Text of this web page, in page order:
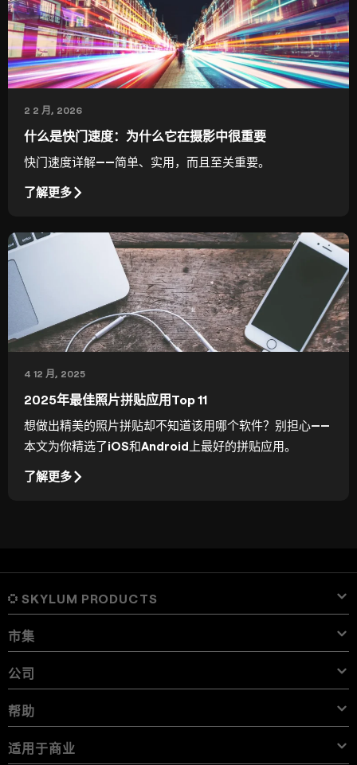
2 2 月, 2026
什么是快门速度：为什么它在摄影中很重要
快门速度详解——简单、实用，而且至关重要。
了解更多
4 12 月, 2025
2025年最佳照片拼贴应用Top 11
想做出精美的照片拼贴却不知道该用哪个软件？别担心——
本文为你精选了iOS和Android上最好的拼贴应用。
了解更多
SKYLUM PRODUCTS
Luminar Neo
价格
特点
专业工具
用例
Overview
Luminar for iPad
Luminar for iPhone
Luminar for Vision Pro
Aperty
Overview
价格
Aperty User Guide
Online Tools
Online Editor
Color Palette
市集
预设
Lightroom Presets
Luminar Neo Bundles
LUTs
Luminar Neo LUTs
叠加
公司
关于Skylum
Careers
帮助
联系支持
适用于商业